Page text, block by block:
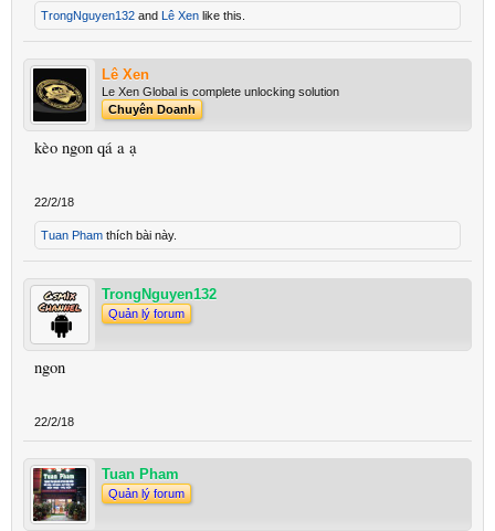
TrongNguyen132 and Lê Xen like this.
Lê Xen
Le Xen Global is complete unlocking solution
Chuyên Doanh
kèo ngon qá a ạ
22/2/18
Tuan Pham thích bài này.
TrongNguyen132
Quản lý forum
ngon
22/2/18
Tuan Pham
Quản lý forum